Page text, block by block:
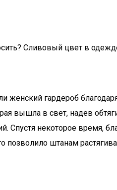
Сливовый цвет в
женский гардероб
вышла в свет, надев
Спустя некоторое время,
позволило штанам